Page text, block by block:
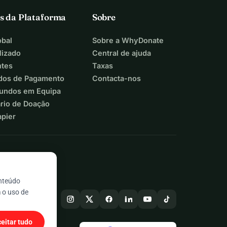
da Plataforma
de Pagamento
em Equipa
de Doação
Sobre
Sobre a WhyDonate
Central de ajuda
Taxas
Contacta-nos
o uso de
tudo